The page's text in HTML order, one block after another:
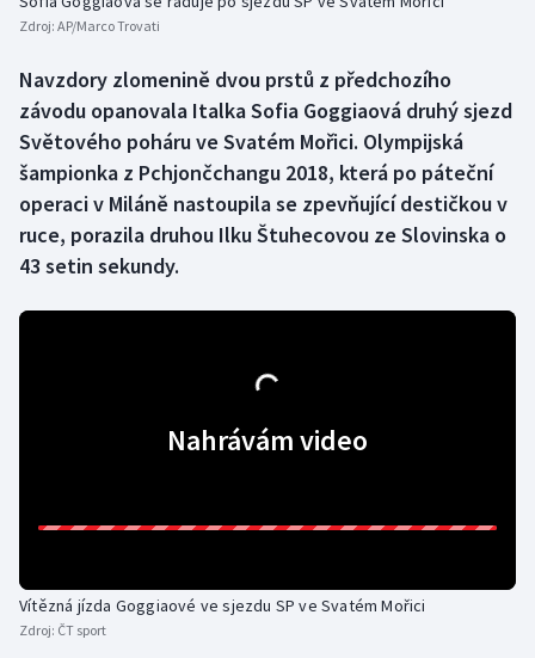
Boby a skeleton
Box
Curling
Dostihy
Florbal
Jezdectví
Judo
AZ kvíz
Zdroj: AP/Marco Trovati
Navzdory zlomenině dvou prstů z předchozího
závodu opanovala Italka Sofia Goggiaová druhý sjezd
Světového poháru ve Svatém Mořici. Olympijská
šampionka z Pchjončchangu 2018, která po páteční
operaci v Miláně nastoupila se zpevňující destičkou v
ruce, porazila druhou Ilku Štuhecovou ze Slovinska o
43 setin sekundy.
Nahrávám video
Vítězná jízda Goggiaové ve sjezdu SP ve Svatém Mořici
Zdroj: ČT sport